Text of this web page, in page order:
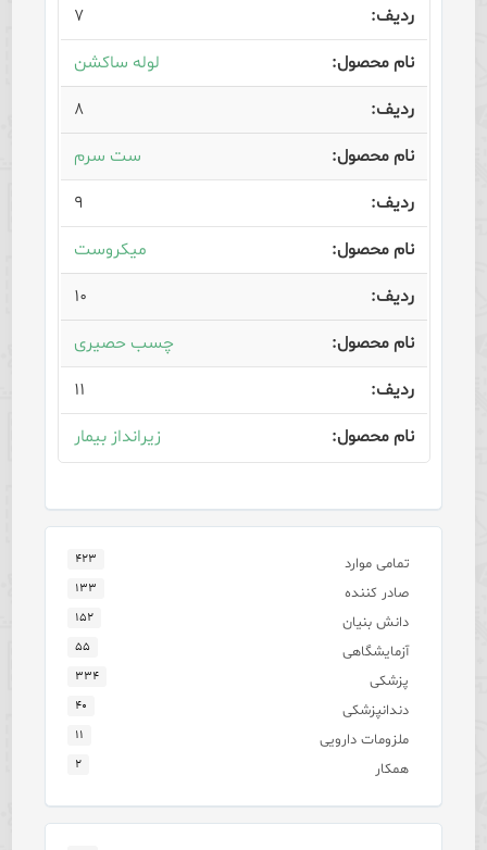
۷
لوله ساکشن
۸
ست سرم
۹
میکروست
۱۰
چسب حصیری
۱۱
زیرانداز بیمار
تمامی موارد ۴۲۳
صادر کننده ۱۳۳
دانش بنیان ۱۵۲
آزمایشگاهی ۵۵
پزشکی ۳۳۴
دندانپزشکی ۴۰
ملزومات دارویی ۱۱
همکار ۲